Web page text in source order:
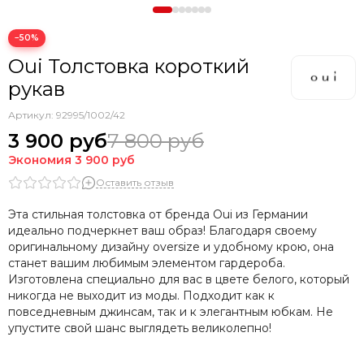
−50%
Oui Толстовка короткий
рукав
Артикул: 92995/1002/42
3 900 руб7 800 руб
Экономия 3 900 руб
Оставить отзыв
Эта стильная толстовка от бренда Oui из Германии
идеально подчеркнет ваш образ! Благодаря своему
оригинальному дизайну oversize и удобному крою, она
станет вашим любимым элементом гардероба.
Изготовлена специально для вас в цвете белого, который
никогда не выходит из моды. Подходит как к
повседневным джинсам, так и к элегантным юбкам. Не
упустите свой шанс выглядеть великолепно!